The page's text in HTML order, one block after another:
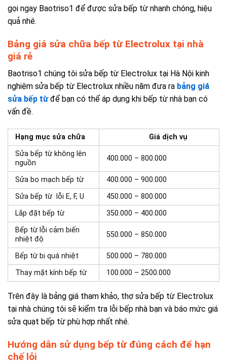
gọi ngay Baotriso1 để được sửa bếp từ nhanh chóng, hiệu
quả nhé.
Bảng giá sửa chữa bếp từ Electrolux tại nhà
giá rẻ
Baotriso1 chúng tôi sửa bếp từ Electrolux tại Hà Nội kinh
nghiệm sửa bếp từ Electrolux nhiều năm đưa ra bảng giá
sửa bếp từđể bạn có thể áp dụng khi bếp từ nhà bạn có
vấn đề.
Hạng mục sửa chữa
Giá dịch vụ
Sửa bếp từ không lên
nguồn
400.000 – 800.000
Sửa bo mạch bếp từ
400.000 – 900.000
Sửa bếp từ lỗi E, F, U
450.000 – 800.000
Lắp đặt bếp từ
350.000 – 400.000
Bếp từ lỗi cảm biến
nhiệt độ
550.000 – 850.000
Bếp từ bị quá nhiệt
500.000 – 780.000
Thay mặt kính bếp từ
100.000 – 2500.000
Trên đây là bảng giá tham khảo, thợ sửa bếp từ Electrolux
tại nhà chúng tôi sẽ kiểm tra lỗi bếp nhà bạn và báo mức giá
sửa quạt bếp từ phù hợp nhất nhé.
Hướng dẫn sử dụng bếp từ đúng cách để hạn
chế lỗi